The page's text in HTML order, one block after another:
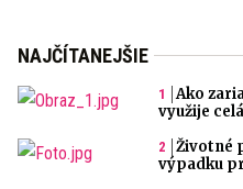
NAJČÍTANEJŠIE
Ako
využije
Životné
výpadku